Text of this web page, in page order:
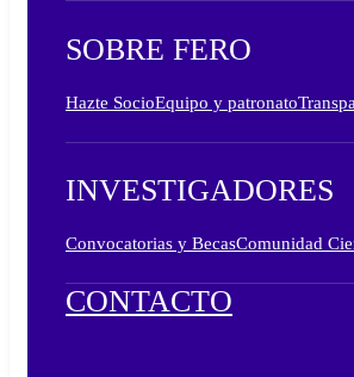
SOBRE FERO
Hazte SocioEquipo y patronato
INVESTIGADORES
Convocatorias y BecasComunidad
CONTACTO